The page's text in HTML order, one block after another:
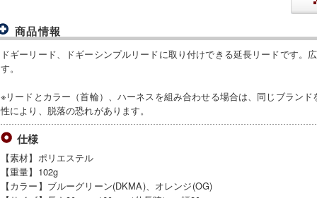
商品情報
ドギーリード、ドギーシンプルリードに取り付けできる延長リードです。
す。
※リードとカラー（首輪）、ハーネスを組み合わせる場合は、同じブラン
性により、脱落の恐れがあります。
仕様
【素材】ポリエステル
【重量】102g
【カラー】ブルーグリーン(DKMA)、オレンジ(OG)